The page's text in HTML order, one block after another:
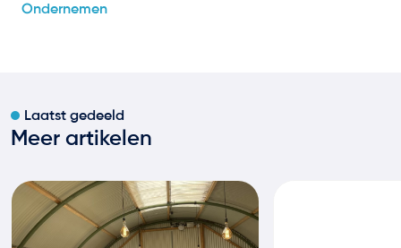
Ondernemen
Laatst gedeeld
Meer artikelen